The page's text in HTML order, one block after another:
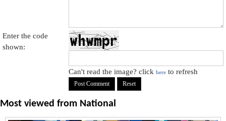
Enter the code
shown:
Can't read the image? clickhere to refresh
Most viewed from National